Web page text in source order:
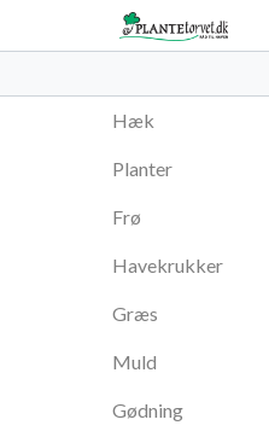
Hæk
Planter
Frø
Havekrukker
Græs
Muld
Gødning